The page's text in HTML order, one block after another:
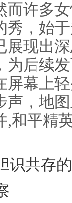
而许多
秀，始
展现出
为后续
屏幕上
声，地
,和平精
识共存